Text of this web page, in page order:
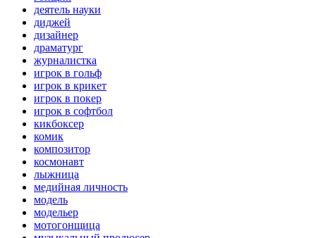
деятель науки
диджей
дизайнер
драматург
журналистка
игрок в гольф
игрок в крикет
игрок в покер
игрок в софтбол
кикбоксер
комик
композитор
космонавт
лыжница
медийная личность
модель
модельер
мотогонщица